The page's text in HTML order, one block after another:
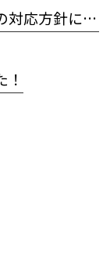
新型コロナウイルスに対する当院の対応方針について